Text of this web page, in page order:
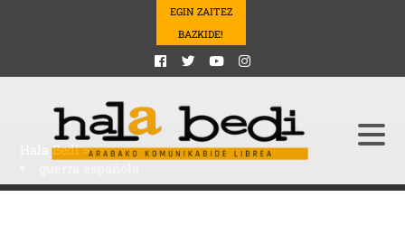
EGIN ZAITEZ
BAZKIDE!
Hala Bedi>